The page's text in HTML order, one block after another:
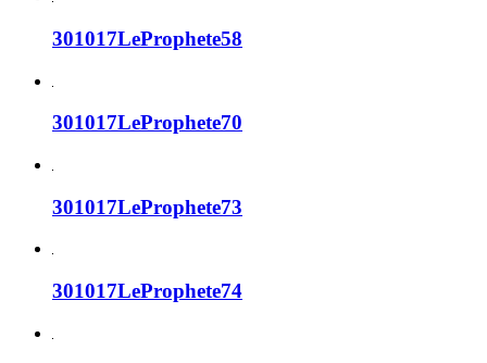
301017LeProphete58
301017LeProphete70
301017LeProphete73
301017LeProphete74